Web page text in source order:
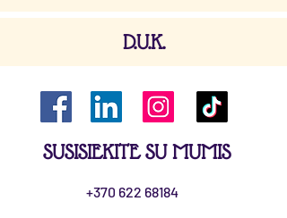
D.U.K.
SUSISIEKITE SU MUMIS
+370 622 68184